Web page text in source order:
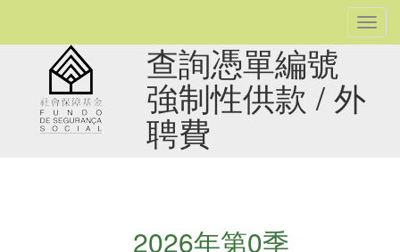
查詢憑單編號
強制性供款 / 外
聘費
2026年第0季